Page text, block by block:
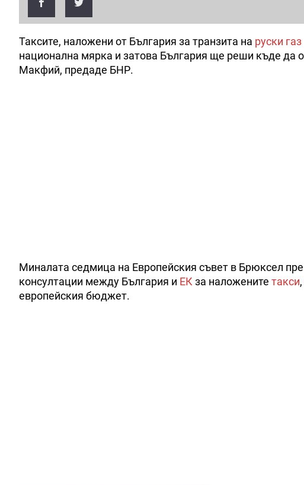
Таксите, наложени от България за транзита на руски газ
национална мярка и затова България ще реши къде да
Макфий, предаде БНР.
Миналата седмица на Европейския съвет в Брюксел
консултации между България и ЕК за наложените такси
европейския бюджет.